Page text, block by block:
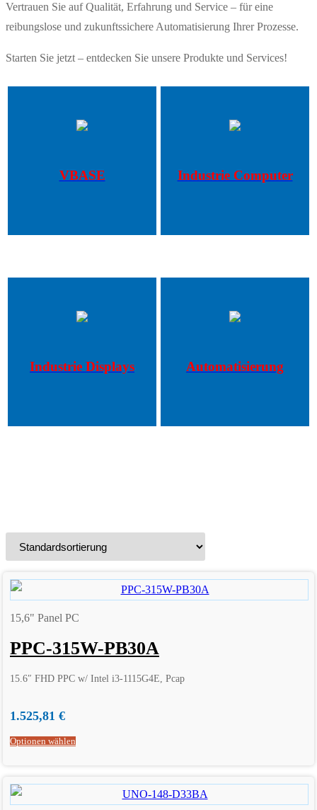
Vertrauen Sie auf Qualität, Erfahrung und Service – für eine
reibungslose und zukunftssichere Automatisierung Ihrer Prozesse.
Starten Sie jetzt – entdecken Sie unsere Produkte und Services!
VBASE Industrie Computer
Industrie Displays Automatisierung
15,6" Panel PC
PPC-315W-PB30A
15.6″ FHD PPC w/ Intel i3-1115G4E, Pcap
1.525,81 €
Optionen wählen